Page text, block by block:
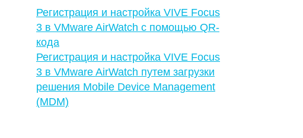
Регистрация и настройка VIVE Focus
3 в VMware AirWatch с помощью QR-
кода
Регистрация и настройка VIVE Focus
3 в VMware AirWatch путем загрузки
решения Mobile Device Management
(MDM)